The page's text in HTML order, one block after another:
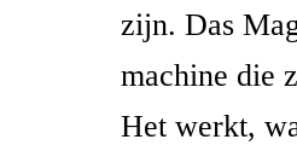
zijn. Das
machine die
Het werkt,